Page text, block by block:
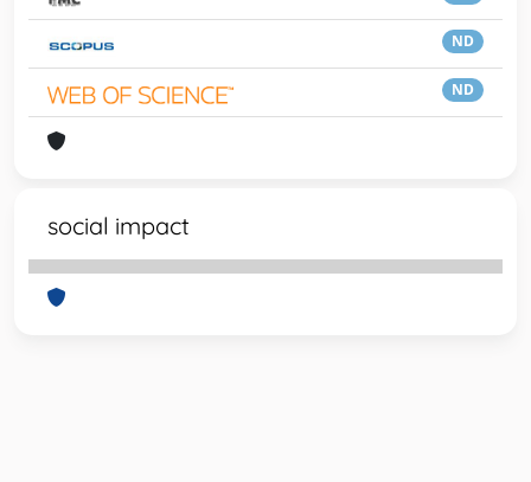
ND
ND
social impact